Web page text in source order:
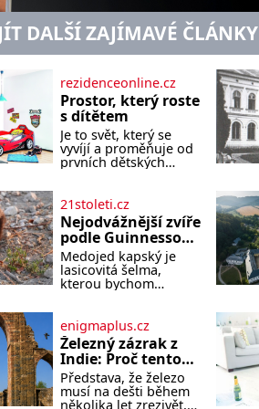
DALŠÍ ZAJÍMAVÉ ČLÁNKY
rezidenceonline.cz
Prostor, který roste
s dítětem
Je to svět, který se
vyvíjí a proměňuje od
prvních dětských
navržený pokoj
podporuje bezpečí,
kreativitu, soustředění
i odpočinek a reaguje
na každou etapu
života a specifické
potřeby dítěte. Pro
měkkost a bezpečí,
proto by pokoj
miminka měl působit
především klidně a
útulně. Předškolní věk
je
21stoleti.cz
Nejodvážnější zvíře
podle Guinnessovy
knihy rekordů?
Šelmička s pruhem
na hřbetě!
Medojed kapský je
lasicovitá šelma,
kterou bychom
jezevci. Je extrémně
nebojácná, ostatně
bývá označována za
nejodvážnější zvíře
vůbec. V této
souvislosti je dokonc
enigmaplus.cz
Železný zázrak z
Indie: Proč tento
sloup už 1 600 let
nezná rez?
Představa, že železo
musí na dešti během
několika let zrezivět,